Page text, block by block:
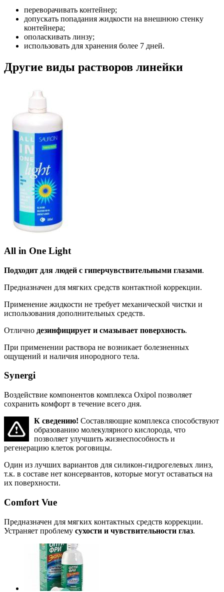
переворачивать контейнер;
допускать попадания жидкости на внешнюю стенку
контейнера;
ополаскивать линзу;
использовать для хранения более 7 дней.
Другие виды растворов линейки
All in One Light
Подходит для людей с гиперчувствительными глазами.
Предназначен для мягких средств контактной коррекции.
Применение жидкости не требует механической чистки и
использования дополнительных средств.
Отлично дезинфицирует и смазывает поверхность.
При применении раствора не возникает болезненных
ощущений и наличия инородного тела.
Synergi
Воздействие компонентов комплекса Oxipol позволяет
сохранить комфорт в течение всего дня.
К сведению! Составляющие комплекса способствуют
образованию молекулярного кислорода, что
позволяет улучшить жизнеспособность и
регенерацию клеток роговицы.
Один из лучших вариантов для силикон-гидрогелевых линз,
т.к. в составе нет консервантов, которые могут оставаться на
их поверхности.
Comfort Vue
Предназначен для мягких контактных средств коррекции.
Устраняет проблему сухости и чувствительности глаз.